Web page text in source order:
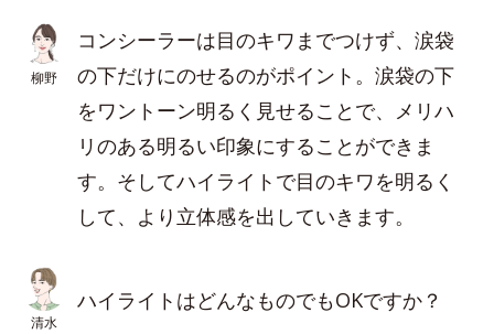
柳野
コンシーラーは目のキワまでつけず、涙袋
の下だけにのせるのがポイント。涙袋の下
をワントーン明るく見せることで、メリハ
リのある明るい印象にすることができま
す。そしてハイライトで目のキワを明るく
して、より立体感を出していきます。
清水
ハイライトはどんなものでもOKですか？